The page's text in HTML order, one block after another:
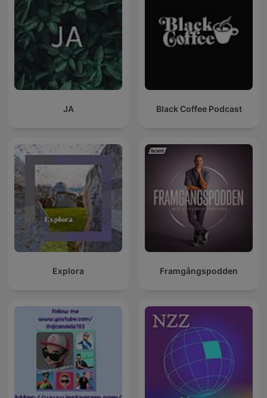
JA Black Coffee Podcast
Explora Framgångspodden